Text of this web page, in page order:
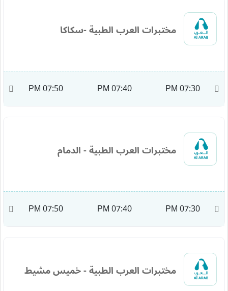
مختبرات العرب الطبية -سكاكا
07:30 PM
07:40 PM
07:50 PM
مختبرات العرب الطبية - الدمام
07:30 PM
07:40 PM
07:50 PM
مختبرات العرب الطبية - خميس مشيط